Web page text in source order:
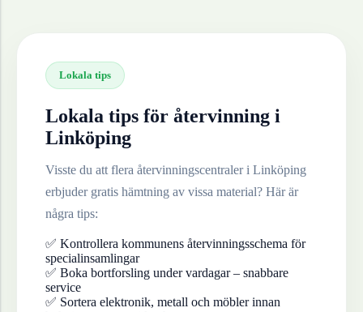
Lokala tips
Lokala tips för återvinning i
Linköping
Visste du att flera återvinningscentraler i Linköping
erbjuder gratis hämtning av vissa material? Här är
några tips:
✅ Kontrollera kommunens återvinningsschema för
specialinsamlingar
✅ Boka bortforsling under vardagar – snabbare
service
✅ Sortera elektronik, metall och möbler innan